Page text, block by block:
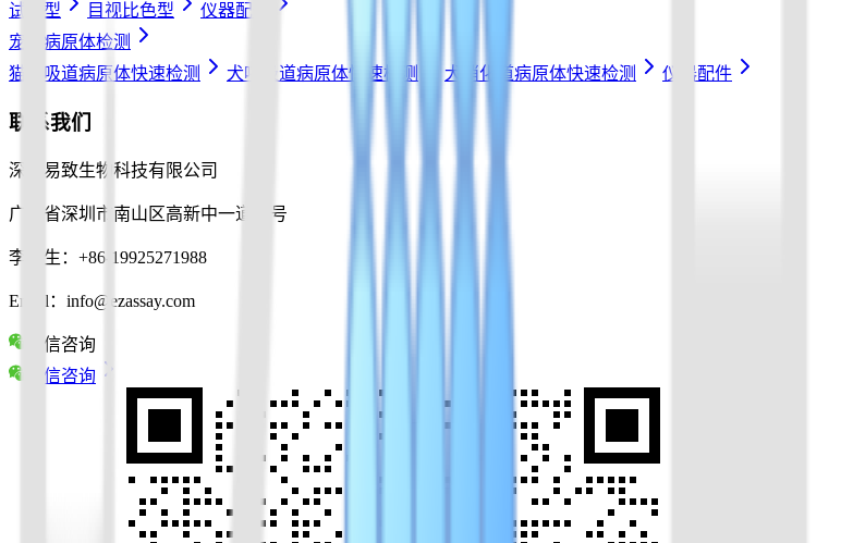
试纸型
目视比色型
仪器配件
宠物病原体检测
猫呼吸道病原体快速检测
犬呼吸道病原体快速检测 犬消化道病原体快速检测 仪器配件
联系我们
深圳易致生物科技有限公司
广东省深圳市南山区高新中一道10号
李先生：+86-19925271988
Email：info@ezassay.com
微信咨询
微信咨询